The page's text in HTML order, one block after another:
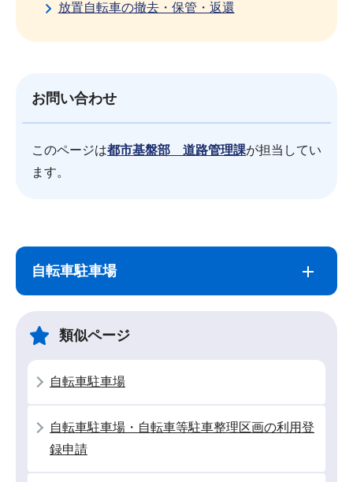
放置自転車の撤去・保管・返還
お問い合わせ
このページは都市基盤部 道路管理課が担当してい
ます。
こ
自転車駐車場
類似ページ
自転車駐車場
自転車駐車場・自転車等駐車整理区画の利用登
録申請